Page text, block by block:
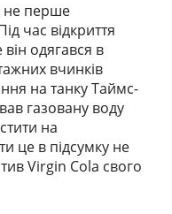
не перше
час відкриття
одягався в
вчинків
на танку Таймс-
газовану воду
на
це в підсумку не
Virgin Cola свого